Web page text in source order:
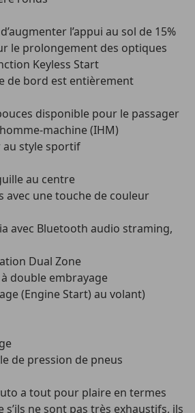
l’appui au sol de 15%
le prolongement des optiques
Keyless Start
de bord est entièrement
disponible pour le passager
machine (IHM)
au style sportif
au centre
avec une touche de couleur
avec Bluetooth audio straming,
Dual Zone
double embrayage
(Engine Start) au volant)
de pression de pneus
a tout pour plaire en termes
s’ils ne sont pas très exhaustifs, ils